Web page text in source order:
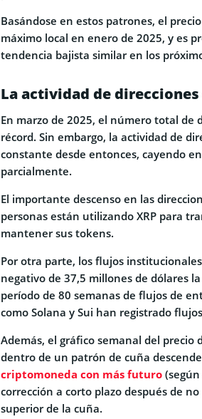
Basándose en estos patrones, el
máximo local en enero de 2025, y es
tendencia bajista similar en los
La actividad de
En marzo de 2025, el número total de
récord. Sin embargo, la actividad de
constante desde entonces, cayendo
parcialmente.
El importante descenso en las
personas están utilizando XRP para
mantener sus tokens.
Por otra parte, los flujos
negativo de 37,5 millones de dólares
período de 80 semanas de flujos de
como Solana y Sui han registrado
Además, el gráfico semanal del precio
dentro de un patrón de cuña
criptomoneda con más futuro
corrección a corto plazo después de
superior de la cuña.